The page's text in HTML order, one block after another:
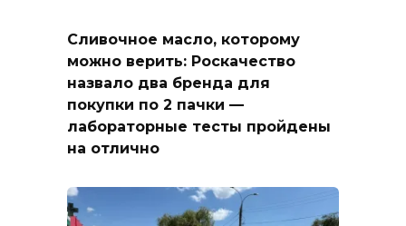
Сливочное масло, которому
можно верить: Роскачество
назвало два бренда для
покупки по 2 пачки —
лабораторные тесты пройдены
на отлично